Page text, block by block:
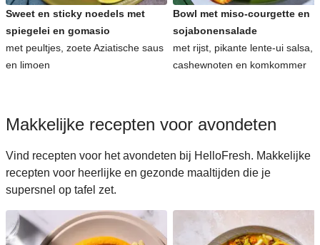
Sweet en sticky noedels met
spiegelei en gomasio
met peultjes, zoete Aziatische saus
en limoen
Bowl met miso-courgette en
sojabonensalade
met rijst, pikante lente-ui salsa,
cashewnoten en komkommer
Makkelijke recepten voor avondeten
Vind recepten voor het avondeten bij HelloFresh. Makkelijke
recepten voor heerlijke en gezonde maaltijden die je
supersnel op tafel zet.